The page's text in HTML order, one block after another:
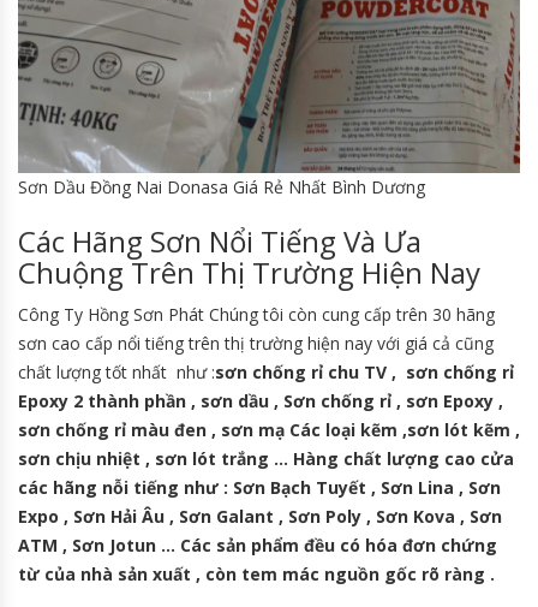
Sơn Dầu Đồng Nai Donasa Giá Rẻ Nhất Bình Dương
Các Hãng Sơn Nổi Tiếng Và Ưa
Chuộng Trên Thị Trường Hiện Nay
Công Ty Hồng Sơn Phát Chúng tôi còn cung cấp trên 30 hãng
sơn cao cấp nổi tiếng trên thị trường hiện nay với giá cả cũng
chất lượng tốt nhất như :sơn chống rỉ chu TV , sơn chống rỉ
Epoxy 2 thành phần , sơn dầu , Sơn chống rỉ , sơn Epoxy ,
sơn chống rỉ màu đen , sơn mạ Các loại kẽm ,sơn lót kẽm ,
sơn chịu nhiệt , sơn lót trắng … Hàng chất lượng cao cửa
các hãng nỗi tiếng như : Sơn Bạch Tuyết , Sơn Lina , Sơn
Expo , Sơn Hải Âu , Sơn Galant , Sơn Poly , Sơn Kova , Sơn
ATM , Sơn Jotun … Các sản phẩm đều có hóa đơn chứng
từ của nhà sản xuất , còn tem mác nguồn gốc rõ ràng .